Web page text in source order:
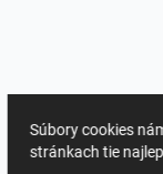
Súbory cookies
stránkach tie